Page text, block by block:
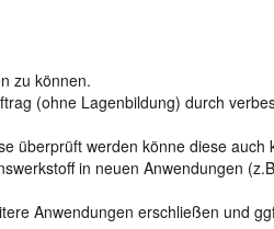
zu können.
(ohne Lagenbildung) durch
überprüft werden könne diese auch
in neuen Anwendungen
Anwendungen erschließen und